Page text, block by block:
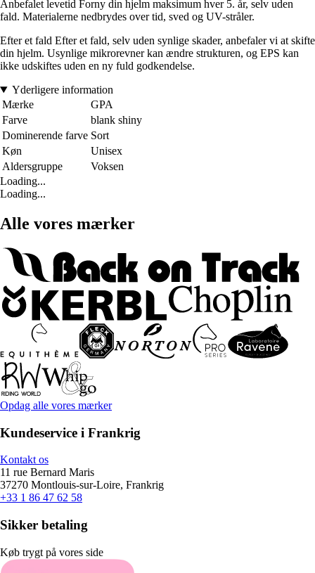
Anbefalet levetid Forny din hjelm maksimum hver 5. år, selv uden
fald. Materialerne nedbrydes over tid, sved og UV-stråler.
Efter et fald Efter et fald, selv uden synlige skader, anbefaler vi at skifte
din hjelm. Usynlige mikrorevner kan ændre strukturen, og EPS kan
ikke udskiftes uden en ny fuld godkendelse.
Yderligere information
Mærke
GPA
Farve
blank shiny
Dominerende farve Sort
Køn
Unisex
Aldersgruppe
Voksen
Loading...
Loading...
Alle vores mærker
Opdag alle vores mærker
Kundeservice i Frankrig
Kontakt os
11 rue Bernard Maris
37270 Montlouis-sur-Loire, Frankrig
+33 1 86 47 62 58
Sikker betaling
Køb trygt på vores side